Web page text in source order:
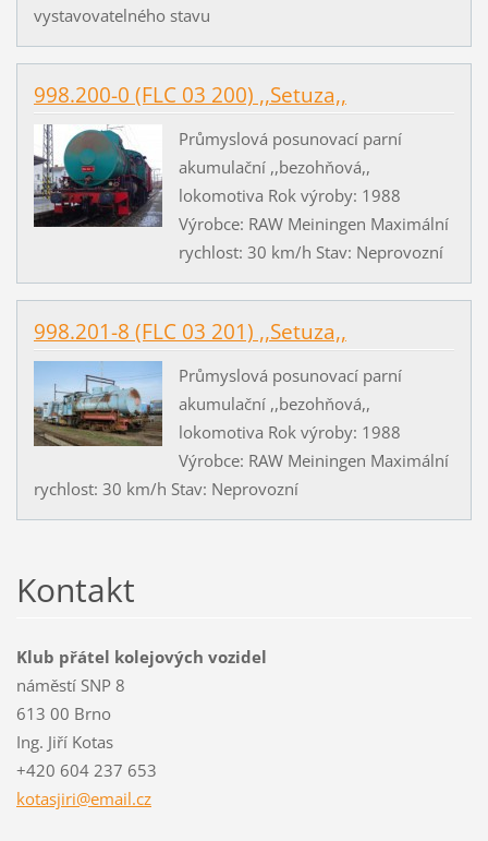
vystavovatelného stavu
998.200-0 (FLC 03 200) ,,Setuza,,
Průmyslová posunovací parní
akumulační ,,bezohňová,,
lokomotiva Rok výroby: 1988
Výrobce: RAW Meiningen Maximální
rychlost: 30 km/h Stav: Neprovozní
998.201-8 (FLC 03 201) ,,Setuza,,
Průmyslová posunovací parní
akumulační ,,bezohňová,,
lokomotiva Rok výroby: 1988
Výrobce: RAW Meiningen Maximální
rychlost: 30 km/h Stav: Neprovozní
Kontakt
Klub přátel kolejových vozidel
náměstí SNP 8
613 00 Brno
Ing. Jiří Kotas
+420 604 237 653
kotasjiri@email.cz